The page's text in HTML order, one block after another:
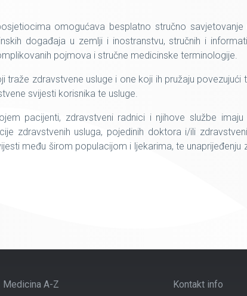
omogućava besplatno stručno
događaja u zemlji i inostranstvu, stručnih i
pojmova i stručne medicinske terminologije.
traže zdravstvene usluge i one koji ih pružaju
svijesti korisnika te usluge.
pacijenti, zdravstveni radnici i njihove službe
zdravstvenih usluga, pojedinih doktora i/ili
među širom populacijom i ljekarima, te unaprijeđenju
Medicina A-Z Kontakt info